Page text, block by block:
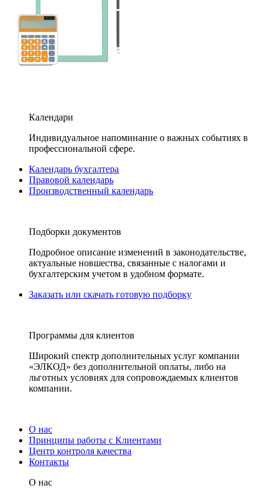
Календари
Индивидуальное напоминание о важных событиях в
профессиональной сфере.
Календарь бухгалтера
Правовой календарь
Производственный календарь
Подборки документов
Подробное описание изменений в законодательстве,
актуальные новшества, связанные с налогами и
бухгалтерским учетом в удобном формате.
Заказать или скачать готовую подборку
Программы для клиентов
Широкий спектр дополнительных услуг компании
«ЭЛКОД» без дополнительной оплаты, либо на
льготных условиях для сопровождаемых клиентов
компании.
О нас
Принципы работы с Клиентами
Центр контроля качества
Контакты
О нас